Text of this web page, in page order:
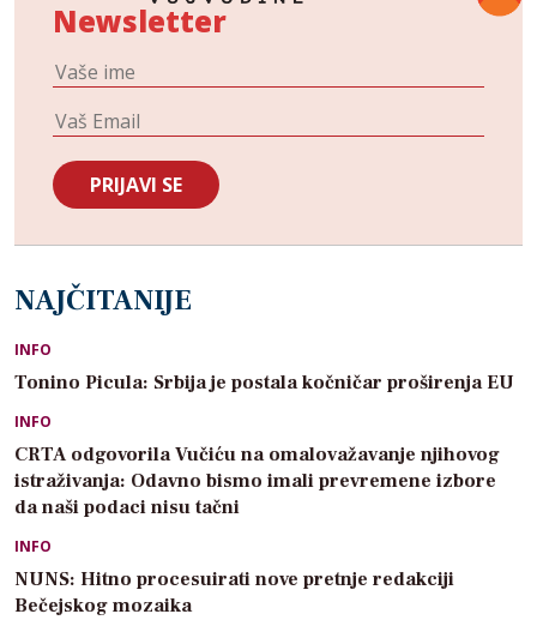
Newsletter
NAJČITANIJE
INFO
Tonino Picula: Srbija je postala kočničar proširenja EU
INFO
CRTA odgovorila Vučiću na omalovažavanje njihovog
istraživanja: Odavno bismo imali prevremene izbore
da naši podaci nisu tačni
INFO
NUNS: Hitno procesuirati nove pretnje redakciji
Bečejskog mozaika